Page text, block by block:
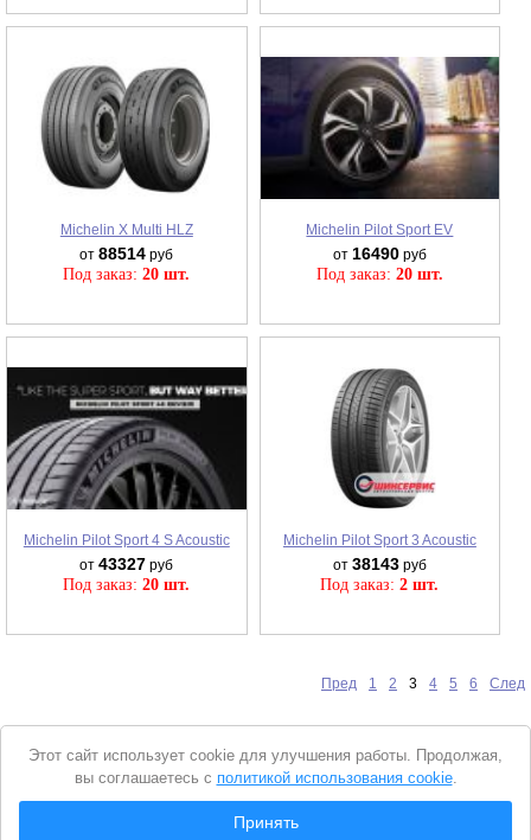
Michelin X Multi HLZ
от88514 руб
Под заказ:20 шт.
Michelin Pilot Sport EV
от 16490руб
Под заказ: 20 шт.
Michelin Pilot Sport 4 S Acoustic
от43327 руб
Под заказ:20 шт.
Michelin Pilot Sport 3 Acoustic
от 38143руб
Под заказ:2 шт.
Пред 1 2 3 4 5 6 След
© 2026 Интернет магазин "Автошины Армянска"
Вся представленная на сайте информация носит справочный характер и не
Уведомление
cookie
Этот сайт использует cookie для улучшения работы. Продолжая,
вы соглашаетесь с политикой использования cookie.
Принять